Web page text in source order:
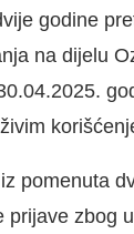
godine
na dijelu
pomenuta
prijave zbog